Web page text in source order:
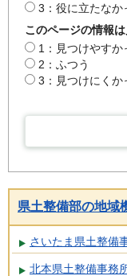
3：役に立たなか
このページの情報
1：見つけやすか
2：ふつう
3：見つけにくか
県土整備部の地域
さいたま県土整備
北本県土整備事務